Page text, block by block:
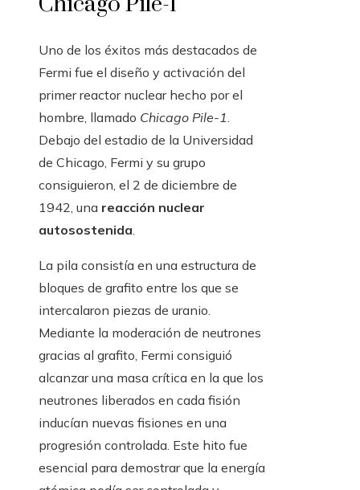
Uno de los éxitos más destacados de
Fermi fue el diseño y activación del
primer reactor nuclear hecho por el
hombre, llamado Chicago Pile-1.
Debajo del estadio de la Universidad
de Chicago, Fermi y su grupo
consiguieron, el 2 de diciembre de
1942, una reacción nuclear
autosostenida.
La pila consistía en una estructura de
bloques de grafito entre los que se
intercalaron piezas de uranio.
Mediante la moderación de neutrones
gracias al grafito, Fermi consiguió
alcanzar una masa crítica en la que los
neutrones liberados en cada fisión
inducían nuevas fisiones en una
progresión controlada. Este hito fue
esencial para demostrar que la energía